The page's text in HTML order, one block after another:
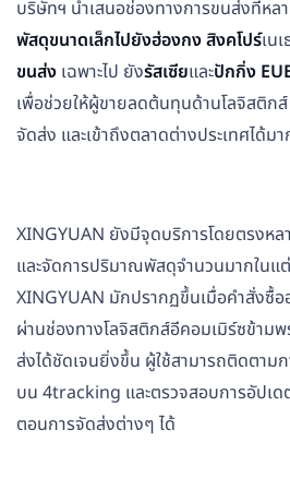
บริษัทฯ นำเสนอช่องทางการขนส่งที่หล
พัสดุขนาดเล็กไปยังฮ่องกง สิงคโปร์เน
ขนส่ง เฉพาะไป ยังรัสเซียและปักกิ่ง
เพื่อช่วยให้ผู้ขายลดต้นทุนด้านโลจิสติก
จัดส่ง และเข้าถึงตลาดต่างประเทศได้ม
XINGYUAN ยังมีจุดบริการโดยตรงห
และจัดการปริมาณพัสดุจำนวนมากในแ
XINGYUAN มักปรากฏขึ้นเมื่อคำสั่งซื้
ผ่านช่องทางโลจิสติกส์อีคอมเมิร์ซข้าม
ส่งได้ชัดเจนยิ่งขึ้น ผู้ใช้สามารถติดตาม
บน 4tracking และตรวจสอบการอัปเ
ตอนการจัดส่งต่างๆ ได้